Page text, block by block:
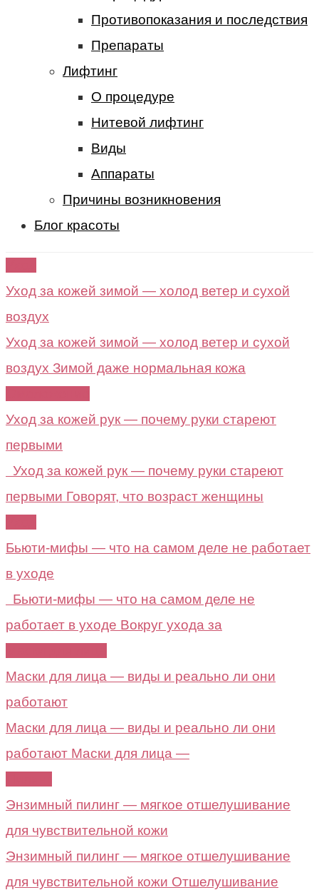
Противопоказания и последствия
Препараты
Лифтинг
О процедуре
Нитевой лифтинг
Виды
Аппараты
Причины возникновения
Блог красоты
Уход за кожей зимой — холод ветер и сухой
воздух
Уход за кожей зимой — холод ветер и сухой
воздух Зимой даже нормальная кожа
Уход за кожей рук — почему руки стареют
первыми
Уход за кожей рук — почему руки стареют
первыми Говорят, что возраст женщины
Бьюти-мифы — что на самом деле не работает
в уходе
Бьюти-мифы — что на самом деле не
работает в уходе Вокруг ухода за
Маски для лица — виды и реально ли они
работают
Маски для лица — виды и реально ли они
работают Маски для лица —
Энзимный пилинг — мягкое отшелушивание
для чувствительной кожи
Энзимный пилинг — мягкое отшелушивание
для чувствительной кожи Отшелушивание